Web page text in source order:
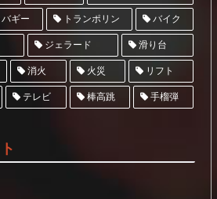
バギー トランポリン バイク
ジェラード 滑り台
消火 火災 リフト
テレビ 棒高跳 手榴弾